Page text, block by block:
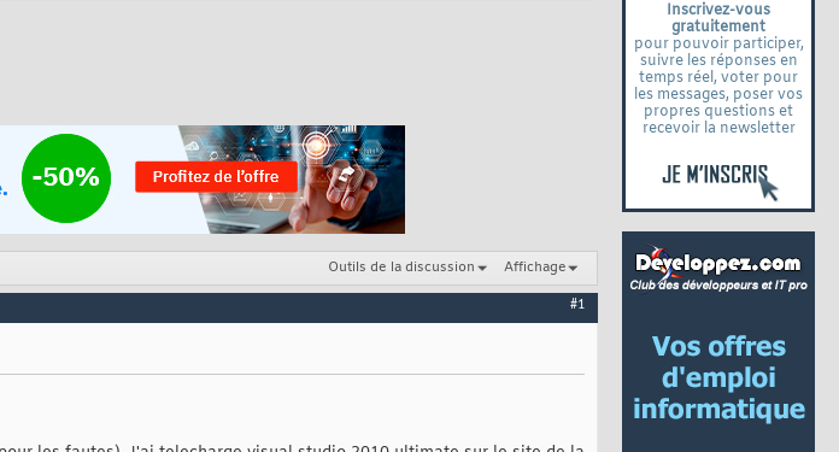
Inscrivez-vous
gratuitement
pour pouvoir participer,
suivre les réponses en
temps réel, voter pour
les messages, poser vos
propres questions et
recevoir la newsletter
Outils de la discussion Affichage
#1